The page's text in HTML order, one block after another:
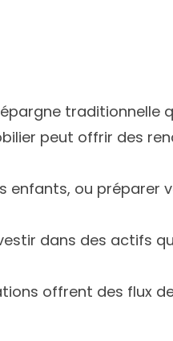
traditionnelle
peut offrir des
enfants, ou préparer
dans des actifs
offrent des flux